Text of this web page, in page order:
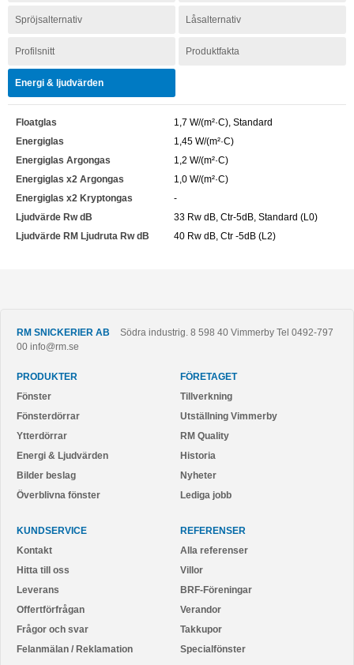
Spröjsalternativ Låsalternativ
Profilsnitt Produktfakta
Energi & ljudvärden
Floatglas
1,7 W/(m²·C), Standard
Energiglas
1,45 W/(m²·C)
Energiglas Argongas
1,2 W/(m²·C)
Energiglas x2 Argongas
1,0 W/(m²·C)
Energiglas x2 Kryptongas
-
Ljudvärde Rw dB
33 Rw dB, Ctr-5dB, Standard (L0)
Ljudvärde RM Ljudruta Rw dB
40 Rw dB, Ctr -5dB (L2)
RM SNICKERIER AB Södra industrig. 8 598 40 Vimmerby Tel 0492-797
00 info@rm.se
PRODUKTER
Fönster
Fönsterdörrar
Ytterdörrar
Energi & Ljudvärden
Bilder beslag
Överblivna fönster
FÖRETAGET
Tillverkning
Utställning Vimmerby
RM Quality
Historia
Nyheter
Lediga jobb
KUNDSERVICE
Kontakt
Hitta till oss
Leverans
Offertförfrågan
Frågor och svar
Felanmälan / Reklamation
REFERENSER
Alla referenser
Villor
BRF-Föreningar
Verandor
Takkupor
Specialfönster